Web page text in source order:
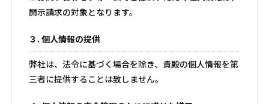
開示請求の対象となります。
３. 個人情報の提供
弊社は、法令に基づく場合を除き、貴殿の個人情報を第
三者に提供することは致しません。